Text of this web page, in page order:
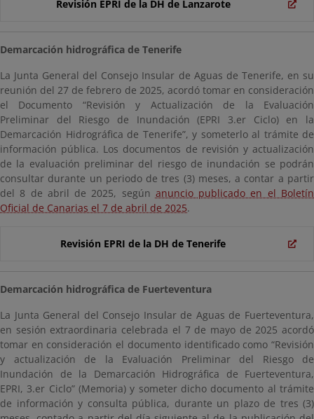
Revisión EPRI de la DH de Lanzarote
Demarcación hidrográfica de Tenerife
La Junta General del Consejo Insular de Aguas de Tenerife, en su
reunión del 27 de febrero de 2025, acordó tomar en consideración
el Documento “Revisión y Actualización de la Evaluación
Preliminar del Riesgo de Inundación (EPRI 3.er Ciclo) en la
Demarcación Hidrográfica de Tenerife”, y someterlo al trámite de
información pública. Los documentos de revisión y actualización
de la evaluación preliminar del riesgo de inundación se podrán
consultar durante un periodo de tres (3) meses, a contar a partir
del 8 de abril de 2025, según anuncio publicado en el Boletín
Oficial de Canarias el 7 de abril de 2025.
Revisión EPRI de la DH de Tenerife
Demarcación hidrográfica de Fuerteventura
La Junta General del Consejo Insular de Aguas de Fuerteventura,
en sesión extraordinaria celebrada el 7 de mayo de 2025 acordó
tomar en consideración el documento identificado como “Revisión
y actualización de la Evaluación Preliminar del Riesgo de
Inundación de la Demarcación Hidrográfica de Fuerteventura,
EPRI, 3.er Ciclo” (Memoria) y someter dicho documento al trámite
de información y consulta pública, durante un plazo de tres (3)